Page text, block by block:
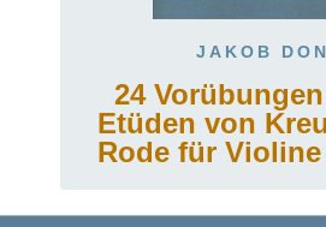
JAKOB
24
Etüden von
Rode für